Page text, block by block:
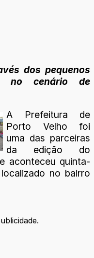
dos pequenos
no cenário de
A Prefeitura de
Porto Velho foi
uma das parceiras
da edição do
aconteceu quinta-
no bairro